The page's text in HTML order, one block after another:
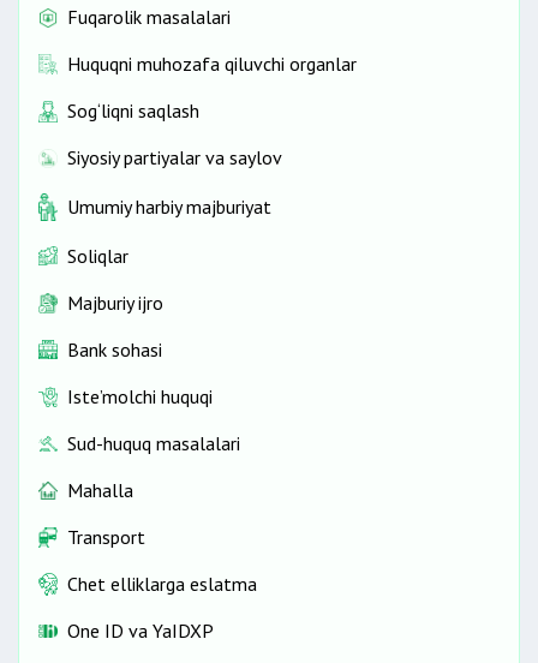
Fuqarolik masalalari
Huquqni muhozafa qiluvchi organlar
Sog‘liqni saqlash
Siyosiy partiyalar va saylov
Umumiy harbiy majburiyat
Soliqlar
Majburiy ijro
Bank sohasi
Iste’molchi huquqi
Sud-huquq masalalari
Mahalla
Transport
Chet elliklarga eslatma
One ID vа YaIDXP